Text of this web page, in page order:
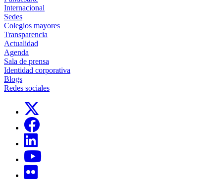
Internacional
Sedes
Colegios mayores
Transparencia
Actualidad
Agenda
Sala de prensa
Identidad corporativa
Blogs
Redes sociales
Links, Opens in this window
Links, Opens in this window
Links, Opens in this window